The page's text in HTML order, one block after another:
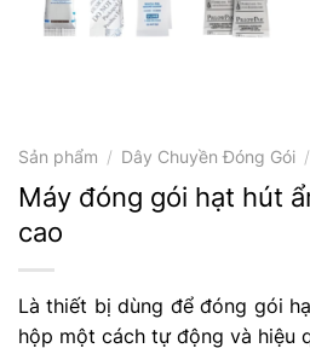
Sản phẩm / Dây Chuyền Đóng Gói /
Máy đóng gói hạt hút
cao
Là thiết bị dùng để đóng gói
hộp một cách tự động và hiệu